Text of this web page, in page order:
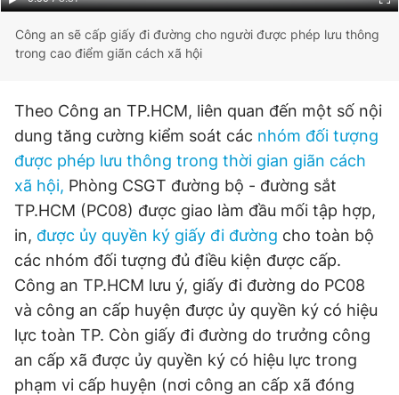
Phó tổng biên tập: Lâm Hiếu Dũng
Phó tổng biên tập: Trần Việt Hưng
Tổng thư ký tòa soạn: Đức Trung
chép dưới mọi hình thức nếu không có sự chấp thuận bằng văn
bản. Phát triển bởi ePi Technologies, JSC.
Công an sẽ cấp giấy đi đường cho người được phép lưu thông
trong cao điểm giãn cách xã hội
Theo Công an TP.HCM, liên quan đến một số nội
dung tăng cường kiểm soát các nhóm đối tượng
được phép lưu thông trong thời gian giãn cách
xã hội, Phòng CSGT đường bộ - đường sắt
TP.HCM (PC08) được giao làm đầu mối tập hợp,
in, được ủy quyền ký giấy đi đường cho toàn bộ
các nhóm đối tượng đủ điều kiện được cấp.
Công an TP.HCM lưu ý, giấy đi đường do PC08
và công an cấp huyện được ủy quyền ký có hiệu
lực toàn TP. Còn giấy đi đường do trưởng công
an cấp xã được ủy quyền ký có hiệu lực trong
phạm vi cấp huyện (nơi công an cấp xã đóng